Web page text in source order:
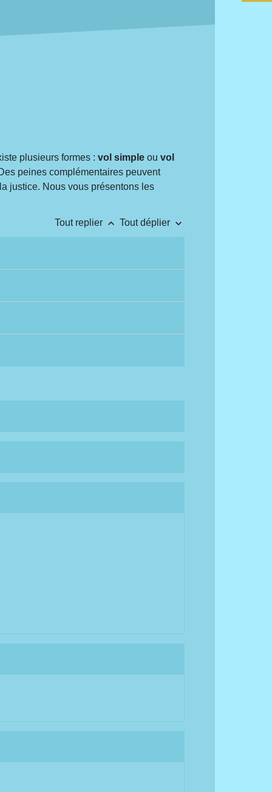
plusieurs formes :vol simple ouvol
peines complémentaires peuvent
justice. Nous vous présentons les
Tout replier keyboard_arrow_up Tout déplier keyboard_arrow_down